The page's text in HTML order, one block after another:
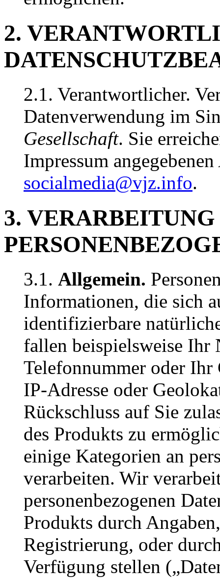
2.
2.1. Verantwortlicher.
Datenverwendung im
Gesellschaft. Sie
Impressum
socialmedia@vjz.info.
3.
3.1. Allgemein.
Informationen, die sich
identifizierbare
fallen beispielsweise Ihr
Telefonnummer oder Ihr
IP-Adresse oder
Rückschluss auf Sie
des Produkts zu
einige Kategorien an
verarbeiten. Wir
personenbezogenen
Produkts durch
Registrierung, oder
Verfügung stellen